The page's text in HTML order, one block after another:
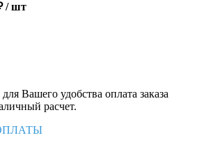
/шт
Вашего удобства оплата заказа
расчет.